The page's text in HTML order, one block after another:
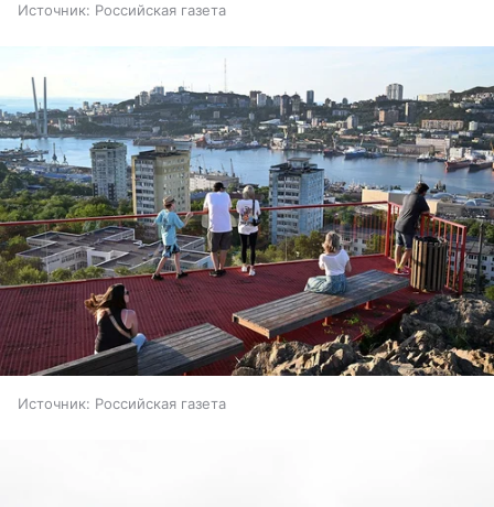
Источник: Российская газета
Источник: Российская газета